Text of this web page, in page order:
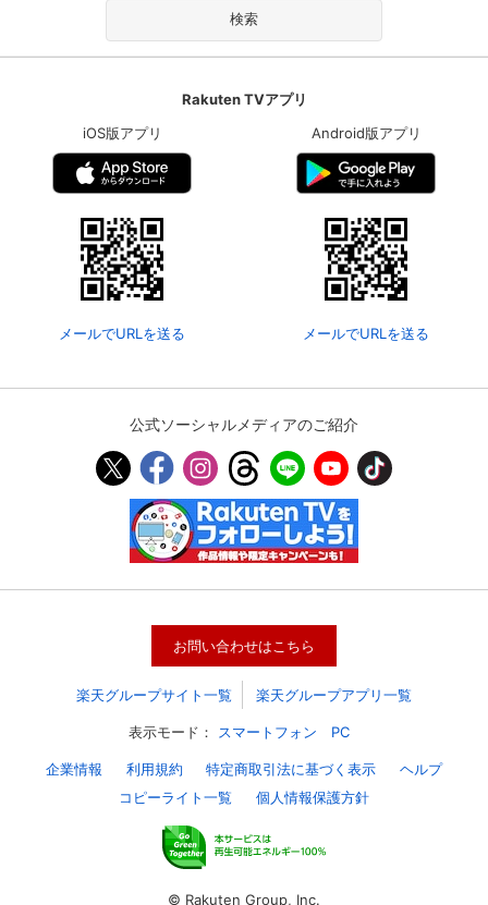
レスの変更が可能です。
定額見放題コンテンツの解約はこちらから
Rakuten TVアプリ
iOS版アプリ
メールでURLを送る
Android版アプリ
メールでURLを送る
公式ソーシャルメディアのご紹介
お問い合わせはこちら
楽天グループサイト一覧 楽天グループアプリ一覧
表示モード： スマートフォン PC
企業情報 利用規約 特定商取引法に基づく表示
ヘルプ
コピーライト一覧
個人情報保護方針
© Rakuten Group, Inc.